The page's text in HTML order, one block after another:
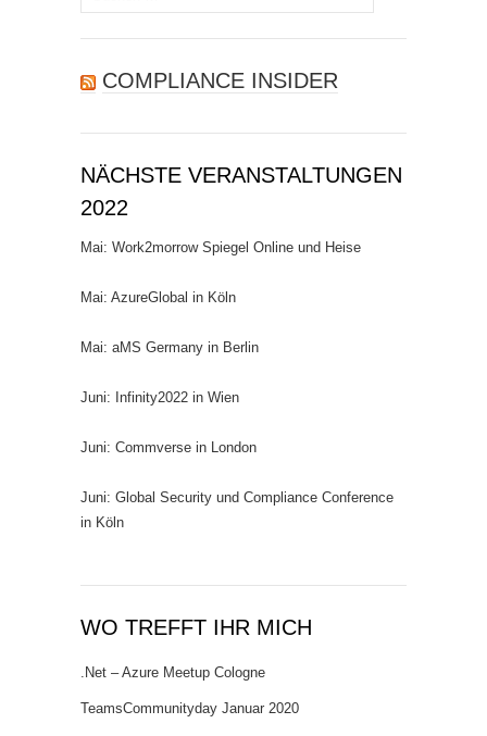
nach:
COMPLIANCE INSIDER
NÄCHSTE VERANSTALTUNGEN
2022
Mai: Work2morrow Spiegel Online und Heise
Mai: AzureGlobal in Köln
Mai: aMS Germany in Berlin
Juni: Infinity2022 in Wien
Juni: Commverse in London
Juni: Global Security und Compliance Conference
in Köln
WO TREFFT IHR MICH
.Net – Azure Meetup Cologne
TeamsCommunityday Januar 2020